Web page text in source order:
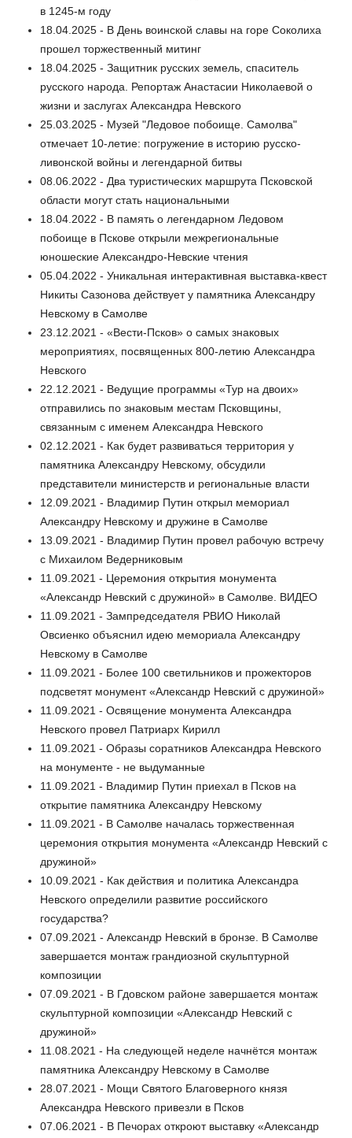
в 1245-м году
18.04.2025 - В День воинской славы на горе Соколиха
прошел торжественный митинг
18.04.2025 - Защитник русских земель, спаситель
русского народа. Репортаж Анастасии Николаевой о
жизни и заслугах Александра Невского
25.03.2025 - Музей "Ледовое побоище. Самолва"
отмечает 10-летие: погружение в историю русско-
ливонской войны и легендарной битвы
08.06.2022 - Два туристических маршрута Псковской
области могут стать национальными
18.04.2022 - В память о легендарном Ледовом
побоище в Пскове открыли межрегиональные
юношеские Александро-Невские чтения
05.04.2022 - Уникальная интерактивная выставка-квест
Никиты Сазонова действует у памятника Александру
Невскому в Самолве
23.12.2021 - «Вести-Псков» о самых знаковых
мероприятиях, посвященных 800-летию Александра
Невского
22.12.2021 - Ведущие программы «Тур на двоих»
отправились по знаковым местам Псковщины,
связанным с именем Александра Невского
02.12.2021 - Как будет развиваться территория у
памятника Александру Невскому, обсудили
представители министерств и региональные власти
12.09.2021 - Владимир Путин открыл мемориал
Александру Невскому и дружине в Самолве
13.09.2021 - Владимир Путин провел рабочую встречу
с Михаилом Ведерниковым
11.09.2021 - Церемония открытия монумента
«Александр Невский с дружиной» в Самолве. ВИДЕО
11.09.2021 - Зампредседателя РВИО Николай
Овсиенко объяснил идею мемориала Александру
Невскому в Самолве
11.09.2021 - Более 100 светильников и прожекторов
подсветят монумент «Александр Невский с дружиной»
11.09.2021 - Освящение монумента Александра
Невского провел Патриарх Кирилл
11.09.2021 - Образы соратников Александра Невского
на монументе - не выдуманные
11.09.2021 - Владимир Путин приехал в Псков на
открытие памятника Александру Невскому
11.09.2021 - В Самолве началась торжественная
церемония открытия монумента «Александр Невский с
дружиной»
10.09.2021 - Как действия и политика Александра
Невского определили развитие российского
государства?
07.09.2021 - Александр Невский в бронзе. В Самолве
завершается монтаж грандиозной скульптурной
композиции
07.09.2021 - В Гдовском районе завершается монтаж
скульптурной композиции «Александр Невский с
дружиной»
11.08.2021 - На следующей неделе начнётся монтаж
памятника Александру Невскому в Самолве
28.07.2021 - Мощи Святого Благоверного князя
Александра Невского привезли в Псков
07.06.2021 - В Печорах откроют выставку «Александр